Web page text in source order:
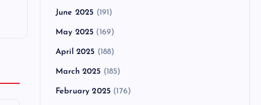
June 2025 (191)
May 2025 (169)
April 2025 (188)
March 2025 (185)
February 2025 (176)